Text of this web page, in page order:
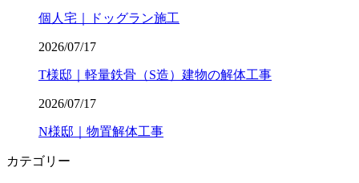
個人宅｜ドッグラン施工
2026/07/17
T様邸｜軽量鉄骨（S造）建物の解体工事
2026/07/17
N様邸｜物置解体工事
カテゴリー